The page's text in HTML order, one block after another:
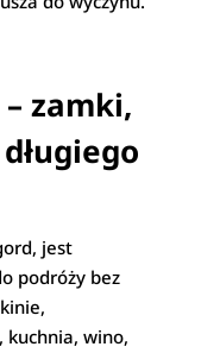
zamki,
jest
podróży bez
kuchnia, wino,